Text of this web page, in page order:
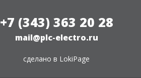
+7 (343) 363 20 28
mail@plc-electro.ru
сделано в LokiPage